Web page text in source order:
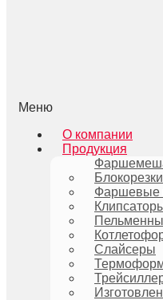
Меню
О компании
Продукция
Блокорезки
Фаршевые
Слайсеры